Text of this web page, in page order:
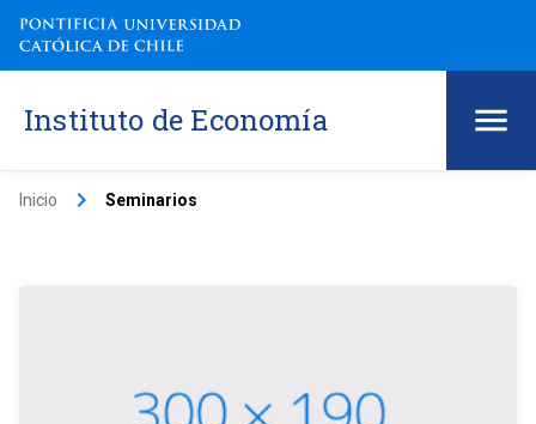
Instituto de Economía
Inicio keyboard_arrow_right Seminarios